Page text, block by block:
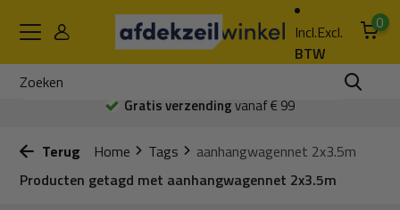
Incl.Excl.
BTW
0
Gratis verzendingvanaf € 99
Terug Home Tags
aanhangwagennet 2x3.5m
Producten getagd met aanhangwagennet 2x3.5m